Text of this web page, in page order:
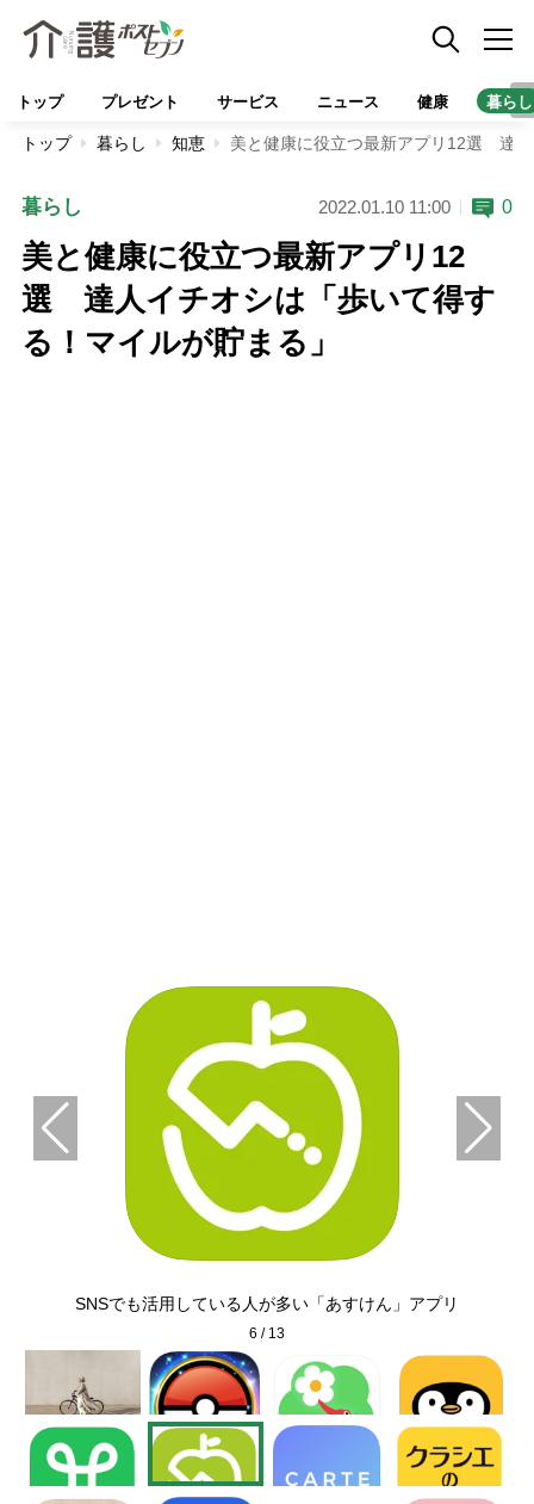
トップ プレゼント サービス ニュース 健康 暮らし
トップ 暮らし 知恵 美と健康に役立つ最新アプリ12選 達
暮らし 2022.01.10 11:00 0
美と健康に役立つ最新アプリ12
選 達人イチオシは「歩いて得す
る！マイルが貯まる」
SNSでも活用している人が多い「あすけん」アプリ
6 / 13